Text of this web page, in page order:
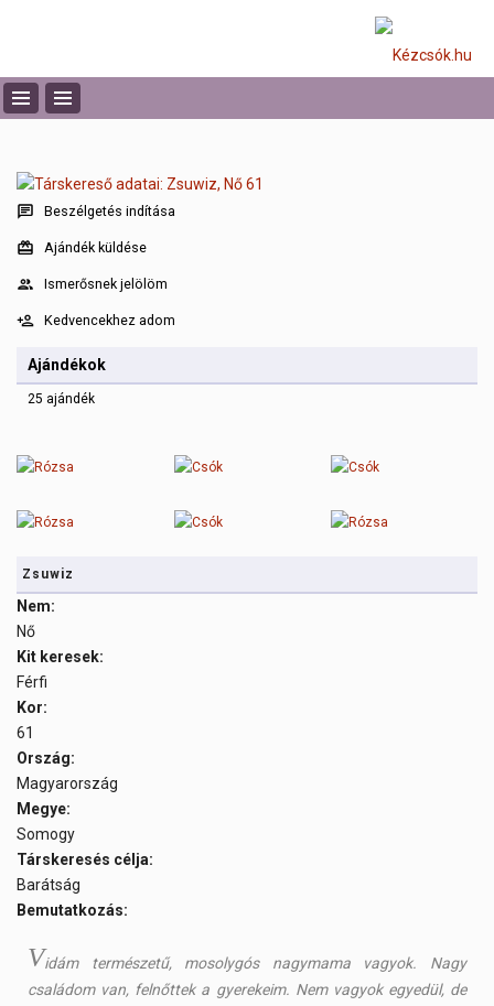
Beszélgetés indítása
Ajándék küldése
Ismerősnek jelölöm
Kedvencekhez adom
Ajándékok
25 ajándék
Zsuwiz
Nem:
Nő
Kit keresek:
Férfi
Kor:
61
Ország:
Magyarország
Megye:
Somogy
Társkeresés célja:
Barátság
Bemutatkozás:
Vidám természetű, mosolygós nagymama vagyok. Nagy
családom van, felnőttek a gyerekeim. Nem vagyok egyedül, de